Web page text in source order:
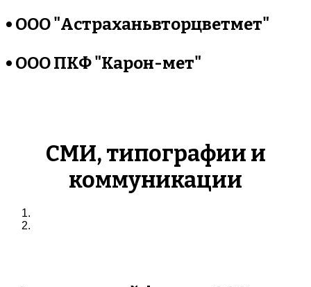
• ООО "Астраханьвторцветмет"
• ООО ПКФ"Карон-мет"
СМИ, типографии и
коммуникации